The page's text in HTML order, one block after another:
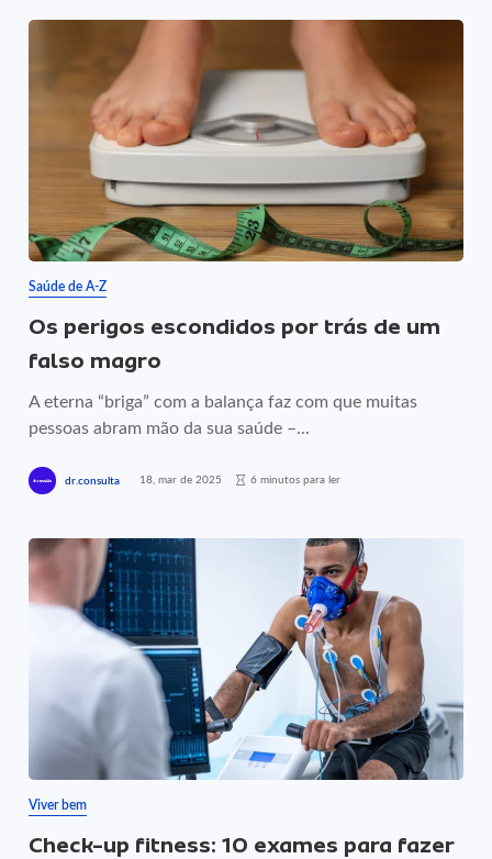
Saúde de A-Z
Os perigos escondidos por trás de um
falso magro
A eterna “briga” com a balança faz com que muitas
pessoas abram mão da sua saúde –...
dr.consulta 18, mar de 2025 6 minutos para ler
Viver bem
Check-up fitness: 10 exames para fazer